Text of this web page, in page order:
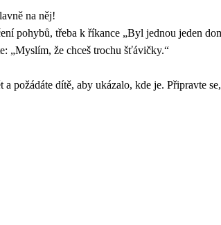
na něj!
pohybů, třeba k říkance „Byl jednou jeden
„Myslím, že chceš trochu šťávičky.“
požádáte dítě, aby ukázalo, kde je. Připravte